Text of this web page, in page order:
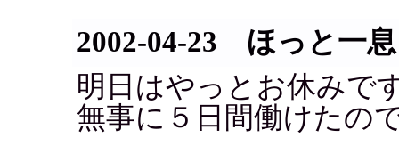
2002-04-23 ほっと一息
明日はやっとお休みで
無事に５日間働けたの